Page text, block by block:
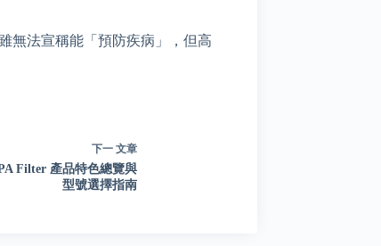
無法宣稱能「預防疾病」，但高
下一 文章
Filter 產品特色總覽與
型號選擇指南